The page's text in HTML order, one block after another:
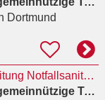
Dortmund
Schulleitung/stellv. Schulleitung NotfallsanitäterIn mit Praxisanleiter(m/w/d)
Hochschulen Fresenius gemeinnützige Trägerges. mbH